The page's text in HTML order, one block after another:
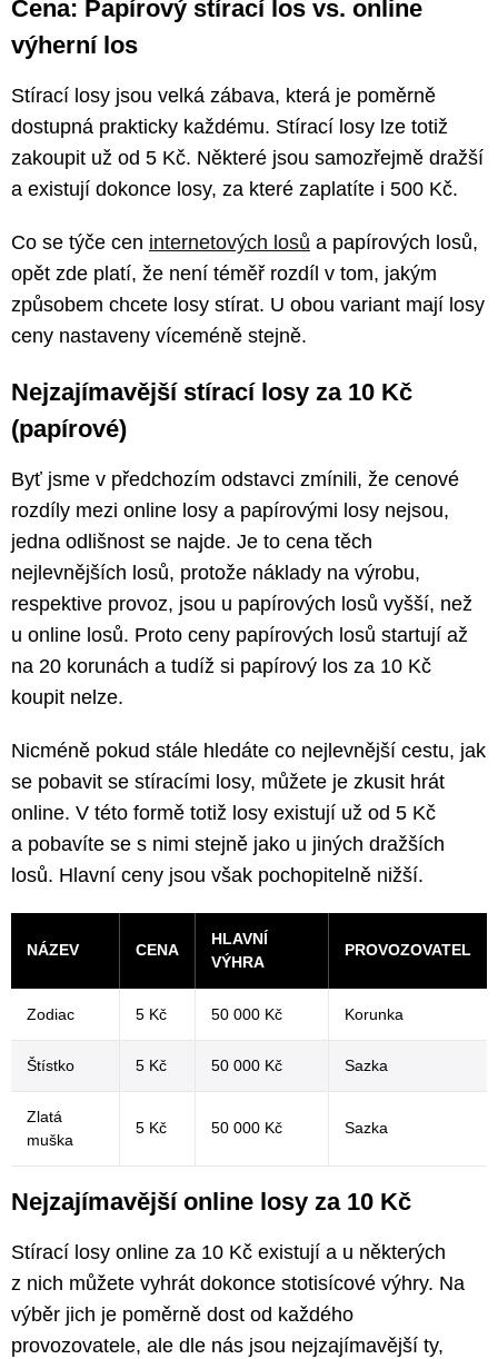
Cena: Papírový stírací los vs. online
výherní los
Stírací losy jsou velká zábava, která je poměrně
dostupná prakticky každému. Stírací losy lze totiž
zakoupit už od 5 Kč. Některé jsou samozřejmě dražší
a existují dokonce losy, za které zaplatíte i 500 Kč.
Co se týče cen internetových losů a papírových losů,
opět zde platí, že není téměř rozdíl v tom, jakým
způsobem chcete losy stírat. U obou variant mají losy
ceny nastaveny víceméně stejně.
Nejzajímavější stírací losy za 10 Kč
(papírové)
Byť jsme v předchozím odstavci zmínili, že cenové
rozdíly mezi online losy a papírovými losy nejsou,
jedna odlišnost se najde. Je to cena těch
nejlevnějších losů, protože náklady na výrobu,
respektive provoz, jsou u papírových losů vyšší, než
u online losů. Proto ceny papírových losů startují až
na 20 korunách a tudíž si papírový los za 10 Kč
koupit nelze.
Nicméně pokud stále hledáte co nejlevnější cestu, jak
se pobavit se stíracími losy, můžete je zkusit hrát
online. V této formě totiž losy existují už od 5 Kč
a pobavíte se s nimi stejně jako u jiných dražších
losů. Hlavní ceny jsou však pochopitelně nižší.
NÁZEV CENA
HLAVNÍ
VÝHRA
PROVOZOVATEL
Zodiac 5 Kč 50 000 Kč Korunka
Štístko 5 Kč 50 000 Kč Sazka
Zlatá
muška
5 Kč 50 000 Kč Sazka
Nejzajímavější online losy za 10 Kč
Stírací losy online za 10 Kč existují a u některých
z nich můžete vyhrát dokonce stotisícové výhry. Na
výběr jich je poměrně dost od každého
provozovatele, ale dle nás jsou nejzajímavější ty,